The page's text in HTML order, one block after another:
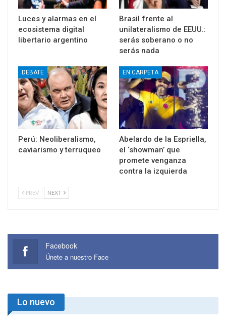
Luces y alarmas en el
ecosistema digital
libertario argentino
Brasil frente al
unilateralismo de EEUU.:
serás soberano o no
serás nada
DEBATE
Perú: Neoliberalismo,
caviarismo y terruqueo
EN CARPETA
Abelardo de la Espriella,
el ‘showman’ que
promete venganza
contra la izquierda
PREV NEXT
Facebook
Únete a nuestro Face
Lo nuevo